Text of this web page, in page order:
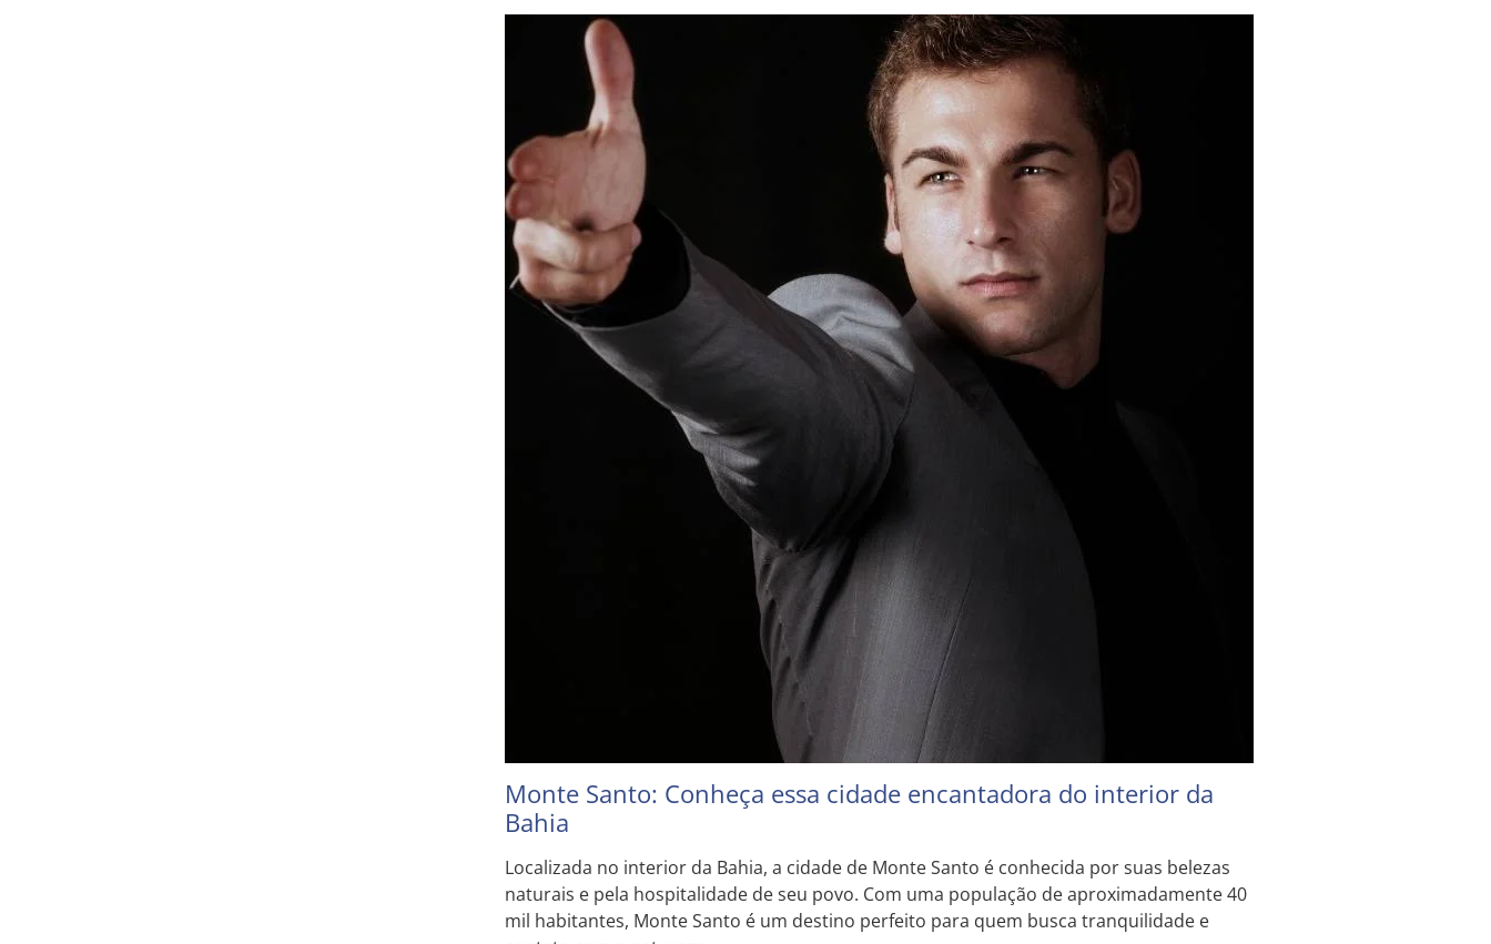
Monte Santo: Conheça essa cidade encantadora do interior da
Bahia
Localizada no interior da Bahia, a cidade de Monte Santo é conhecida por suas belezas
naturais e pela hospitalidade de seu povo. Com uma população de aproximadamente 40
mil habitantes, Monte Santo é um destino perfeito para quem busca tranquilidade e